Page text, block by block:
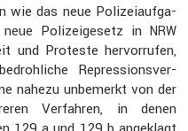
wie das neue Polizei­auf­ga­
Polizei­ge­setz in NRW
und Proteste hervor­rufen,
Repres­si­ons­ver­
nahezu unbemerkt von der
Verfahren, in denen